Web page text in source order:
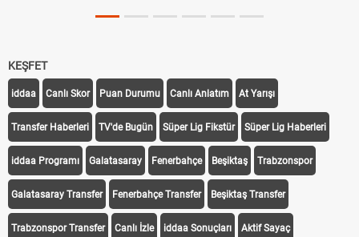
KEŞFET
iddaa Canlı Skor Puan Durumu Canlı Anlatım At Yarışı
Transfer Haberleri TV'de Bugün Süper Lig Fikstür Süper Lig Haberleri
iddaa Programı Galatasaray Fenerbahçe Beşiktaş Trabzonspor
Galatasaray Transfer Fenerbahçe Transfer Beşiktaş Transfer